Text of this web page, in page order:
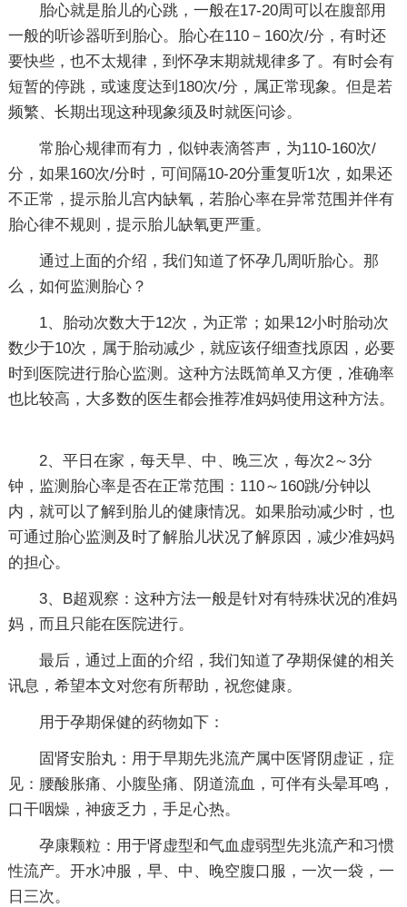
胎心就是胎儿的心跳，一般在17-20周可以在腹部用
一般的听诊器听到胎心。胎心在110－160次/分，有时还
要快些，也不太规律，到怀孕末期就规律多了。有时会有
短暂的停跳，或速度达到180次/分，属正常现象。但是若
频繁、长期出现这种现象须及时就医问诊。
常胎心规律而有力，似钟表滴答声，为110-160次/
分，如果160次/分时，可间隔10-20分重复听1次，如果还
不正常，提示胎儿宫内缺氧，若胎心率在异常范围并伴有
胎心律不规则，提示胎儿缺氧更严重。
通过上面的介绍，我们知道了怀孕几周听胎心。那
么，如何监测胎心？
1、胎动次数大于12次，为正常；如果12小时胎动次
数少于10次，属于胎动减少，就应该仔细查找原因，必要
时到医院进行胎心监测。这种方法既简单又方便，准确率
也比较高，大多数的医生都会推荐准妈妈使用这种方法。
2、平日在家，每天早、中、晚三次，每次2～3分
钟，监测胎心率是否在正常范围：110～160跳/分钟以
内，就可以了解到胎儿的健康情况。如果胎动减少时，也
可通过胎心监测及时了解胎儿状况了解原因，减少准妈妈
的担心。
3、B超观察：这种方法一般是针对有特殊状况的准妈
妈，而且只能在医院进行。
最后，通过上面的介绍，我们知道了孕期保健的相关
讯息，希望本文对您有所帮助，祝您健康。
用于孕期保健的药物如下：
固肾安胎丸：用于早期先兆流产属中医肾阴虚证，症
见：腰酸胀痛、小腹坠痛、阴道流血，可伴有头晕耳鸣，
口干咽燥，神疲乏力，手足心热。
孕康颗粒：用于肾虚型和气血虚弱型先兆流产和习惯
性流产。开水冲服，早、中、晚空腹口服，一次一袋，一
日三次。